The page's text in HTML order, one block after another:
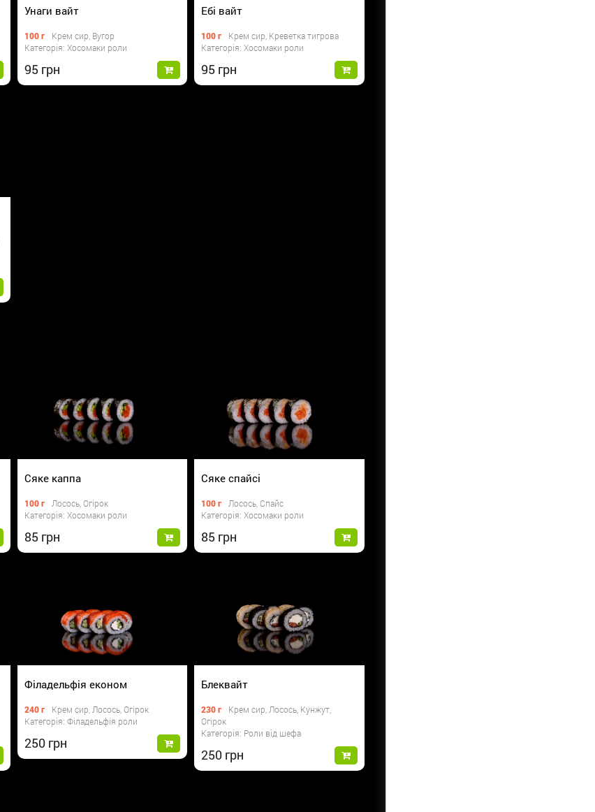
Унаги вайт
100 г
Крем сир, Вугор
Категорія: Хосомаки роли
95
Ебі вайт
100 г
Крем сир, Креветка тигрова
Категорія: Хосомаки роли
95
Сяке каппа
100 г
Лосось, Огірок
Категорія: Хосомаки роли
85
Сяке спайсі
100 г
Лосось, Спайс
Категорія: Хосомаки роли
85
Філадельфія економ
240 г
Крем сир, Лосось, Огірок
Категорія: Філадельфія роли
250
Блеквайт
230 г
Крем сир, Лосось, Кунжут,
Огірок
Категорія: Роли від шефа
250